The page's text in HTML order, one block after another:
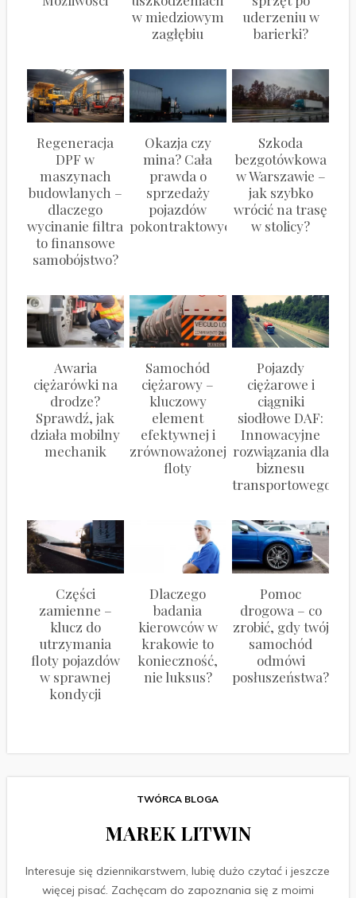
w miedziowym
zagłębiu
uderzeniu w
barierki?
Regeneracja
DPF w
maszynach
budowlanych –
dlaczego
wycinanie filtra
to finansowe
samobójstwo?
Okazja czy
mina? Cała
prawda o
sprzedaży
pojazdów
pokontraktowych
Szkoda
bezgotówkowa
w Warszawie –
jak szybko
wrócić na trasę
w stolicy?
Awaria
ciężarówki na
drodze?
Sprawdź, jak
działa mobilny
mechanik
Samochód
ciężarowy –
kluczowy
element
efektywnej i
zrównoważonej
floty
Pojazdy
ciężarowe i
ciągniki
siodłowe DAF:
Innowacyjne
rozwiązania dla
biznesu
transportowego
Części
zamienne –
klucz do
utrzymania
floty pojazdów
w sprawnej
kondycji
Dlaczego
badania
kierowców w
krakowie to
konieczność,
nie luksus?
Pomoc
drogowa – co
zrobić, gdy twój
samochód
odmówi
posłuszeństwa?
TWÓRCA BLOGA
MAREK LITWIN
Interesuje się dziennikarstwem, lubię dużo czytać i jeszcze
więcej pisać. Zachęcam do zapoznania się z moimi